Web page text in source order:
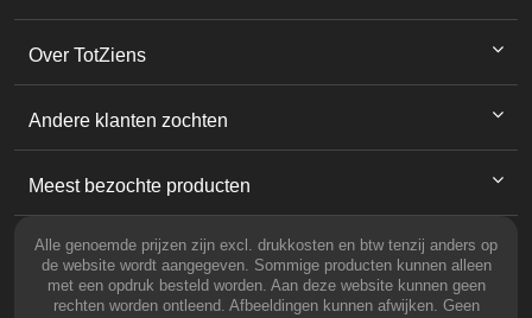
Over TotZiens
Andere klanten zochten
Meest bezochte producten
Alle genoemde prijzen zijn excl. drukkosten en btw tenzij anders op
de website wordt aangegeven. Sommige producten kunnen alleen
met een opdruk besteld worden. Aan deze website kunnen geen
rechten worden ontleend. Afbeeldingen kunnen afwijken. Geen